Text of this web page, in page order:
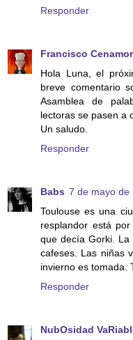
Responder
Francisco Cenamor
Hola Luna, el
breve comentario
Asamblea de
lectoras se pasen a
Un saludo.
Responder
Babs 7 de mayo de
Toulouse es una
resplandor está
que decía Gorki.
cafeses. Las niñas
invierno es tomada.
Responder
NubOsidad